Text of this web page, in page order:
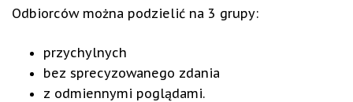
Odbiorców można podzielić na 3 grupy:
przychylnych
bez sprecyzowanego zdania
z odmiennymi poglądami.